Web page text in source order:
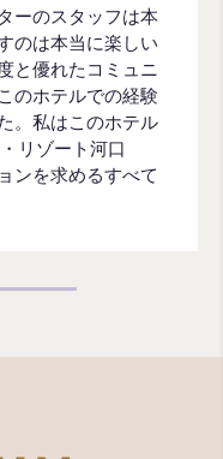
ーのスタッフは本
のは本当に楽しい
と優れたコミュニ
のホテルでの経験
。私はこのホテル
リゾート河口
ンを求めるすべて